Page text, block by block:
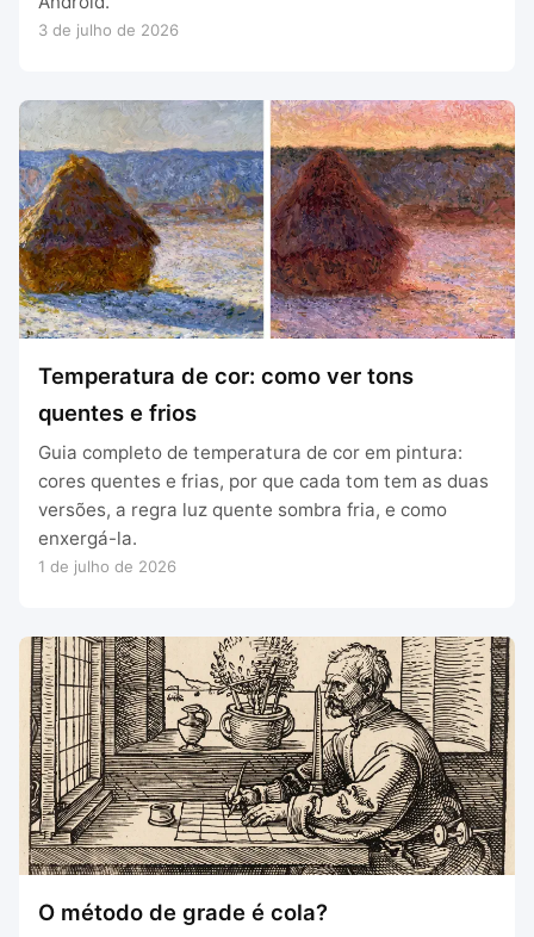
3 de julho de 2026
Temperatura de cor: como ver tons
quentes e frios
Guia completo de temperatura de cor em pintura:
cores quentes e frias, por que cada tom tem as duas
versões, a regra luz quente sombra fria, e como
enxergá-la.
1 de julho de 2026
O método de grade é cola?